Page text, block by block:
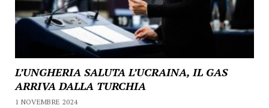
L’UNGHERIA SALUTA L’UCRAINA, IL GAS
ARRIVA DALLA TURCHIA
1 NOVEMBRE 2024